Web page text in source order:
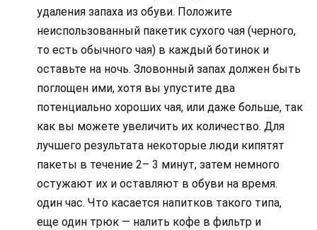
удаления запаха из обуви. Положите
неиспользованный пакетик сухого чая (черного,
то есть обычного чая) в каждый ботинок и
оставьте на ночь. Зловонный запах должен быть
поглощен ими, хотя вы упустите два
потенциально хороших чая, или даже больше, так
как вы можете увеличить их количество. Для
лучшего результата некоторые люди кипятят
пакеты в течение 2– 3 минут, затем немного
остужают их и оставляют в обуви на время.
один час. Что касается напитков такого типа,
еще один трюк — налить кофе в фильтр и